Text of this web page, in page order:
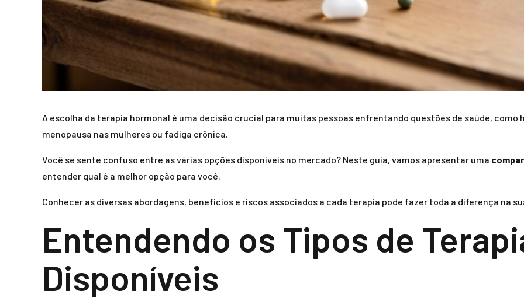
A escolha da terapia hormonal é uma decisão crucial para muitas pessoas enfrentando questões de saúde,
menopausa nas mulheres ou fadiga crônica.
Você se sente confuso entre as várias opções disponíveis no mercado? Neste guia, vamos apresentar uma
entender qual é a melhor opção para você.
Conhecer as diversas abordagens, benefícios e riscos associados a cada terapia pode fazer toda a diferença na
Entendendo os Tipos de
Disponíveis